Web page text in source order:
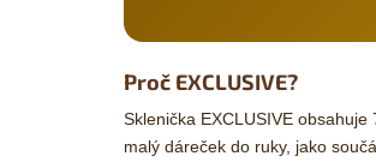
Proč EXCLUSIVE?
Sklenička EXCLUSIVE
malý dáreček do ruky, jako